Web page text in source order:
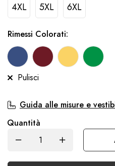
4XL 5XL 6XL
Rimessi Colorati:
Pulisci
Guida alle misure e
Quantità